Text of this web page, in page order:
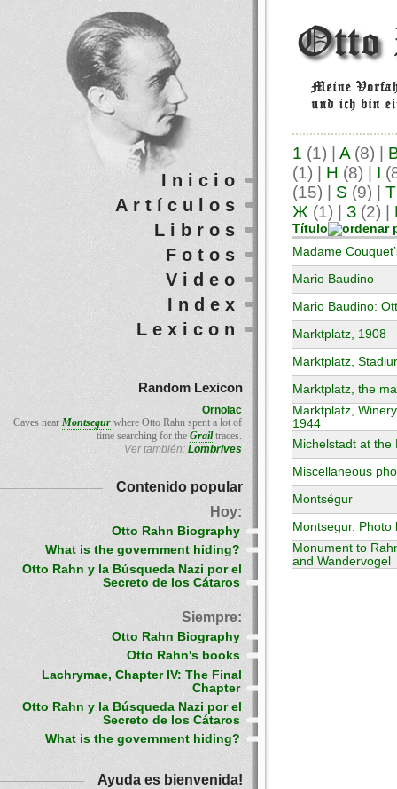
1 (1) A (8)
(1)
H (8) I
(15)
S (9) T
Ж (1) З (2)
Título
Madame
Mario Baudino
Mario Baudino:
Marktplatz, 1908
Marktplatz,
Marktplatz, the
Marktplatz,
1944
Michelstadt at the
Miscellaneous
Montségur
Montsegur. Photo
Monument to
and Wandervogel
Inicio
Artículos
Libros
Fotos
Video
Index
Lexicon
Random Lexicon
Ornolac
Caves near Montsegurwhere Otto Rahn spent a lot of
time searching for the Grailtraces.
Ver también: Lombrives
Contenido popular
Hoy:
Otto Rahn Biography
What is the government hiding?
Otto Rahn y la Búsqueda Nazi por el
Secreto de los Cátaros
Siempre:
Otto Rahn Biography
Otto Rahn's books
Lachrymae, Chapter IV: The Final
Chapter
Otto Rahn y la Búsqueda Nazi por el
Secreto de los Cátaros
What is the government hiding?
Ayuda es bienvenida!